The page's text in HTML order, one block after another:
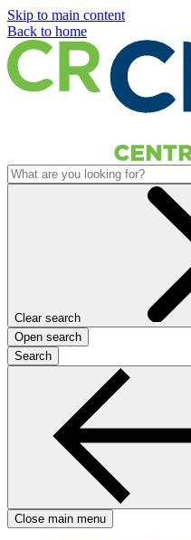
Skip to main content
Back to home
Clear search
Open search
Search
Close main menu